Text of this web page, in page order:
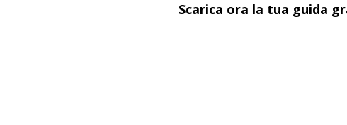
Scarica ora la tua guida